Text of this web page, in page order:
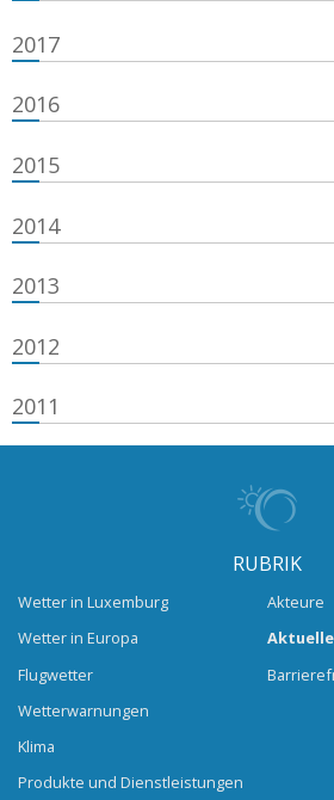
2017
2016
2015
2014
2013
2012
2011
RUBRIK
Wetter in Luxemburg
Wetter in Europa
Flugwetter
Wetterwarnungen
Klima
Produkte und Dienstleistungen
Akteure